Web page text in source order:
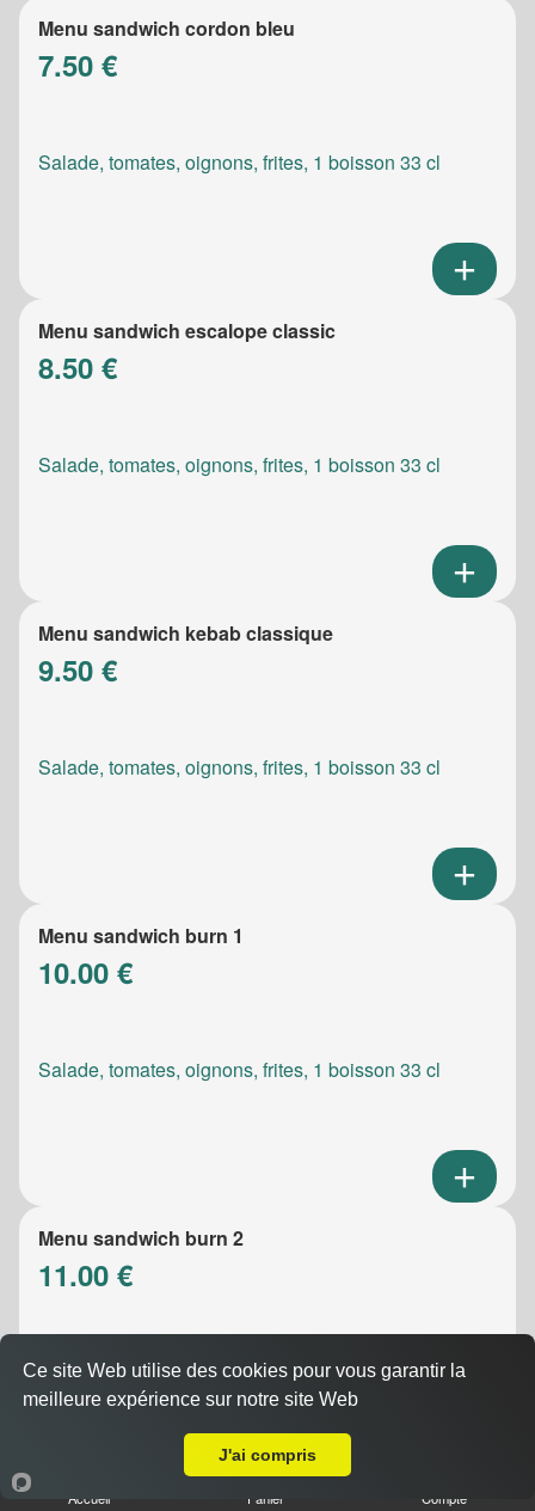
Menu sandwich cordon bleu
7.50 €
Salade, tomates, oignons, frites, 1 boisson 33 cl
Menu sandwich escalope classic
8.50 €
Salade, tomates, oignons, frites, 1 boisson 33 cl
Menu sandwich kebab classique
9.50 €
Salade, tomates, oignons, frites, 1 boisson 33 cl
Menu sandwich burn 1
10.00 €
Salade, tomates, oignons, frites, 1 boisson 33 cl
Menu sandwich burn 2
11.00 €
Salade, tomates, oignons, frites, 1 boisson 33 cl
Accueil Panier Compte
Ce site Web utilise des cookies pour vous garantir la
meilleure expérience sur notre site Web
J'ai compris